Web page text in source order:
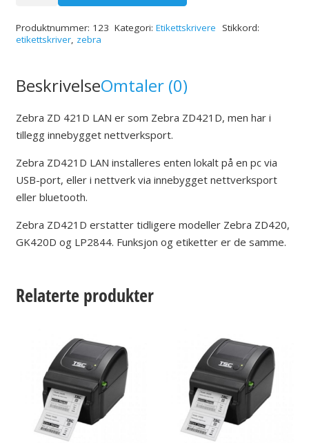
Nettverk
antall
Produktnummer: 123 Kategori: Etikettskrivere
Stikkord:
etikettskriver, zebra
BeskrivelseOmtaler (0)
Zebra ZD 421D LAN er som Zebra ZD421D, men har i
tillegg innebygget nettverksport.
Zebra ZD421D LAN installeres enten lokalt på en pc via
USB-port, eller i nettverk via innebygget nettverksport
eller bluetooth.
Zebra ZD421D erstatter tidligere modeller Zebra ZD420,
GK420D og LP2844. Funksjon og etiketter er de samme.
Relaterte produkter